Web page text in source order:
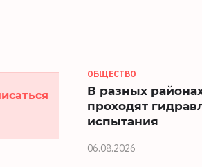
ОБЩЕСТВО
В разных
проходят
испытания
06.08.2026